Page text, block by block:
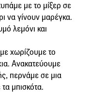
με το μίξερ σε
να γίνουν μαρέγκα.
λεμόνι και
χωρίζουμε το
Ανακατεύουμε
περνάμε σε μια
μπισκότα.